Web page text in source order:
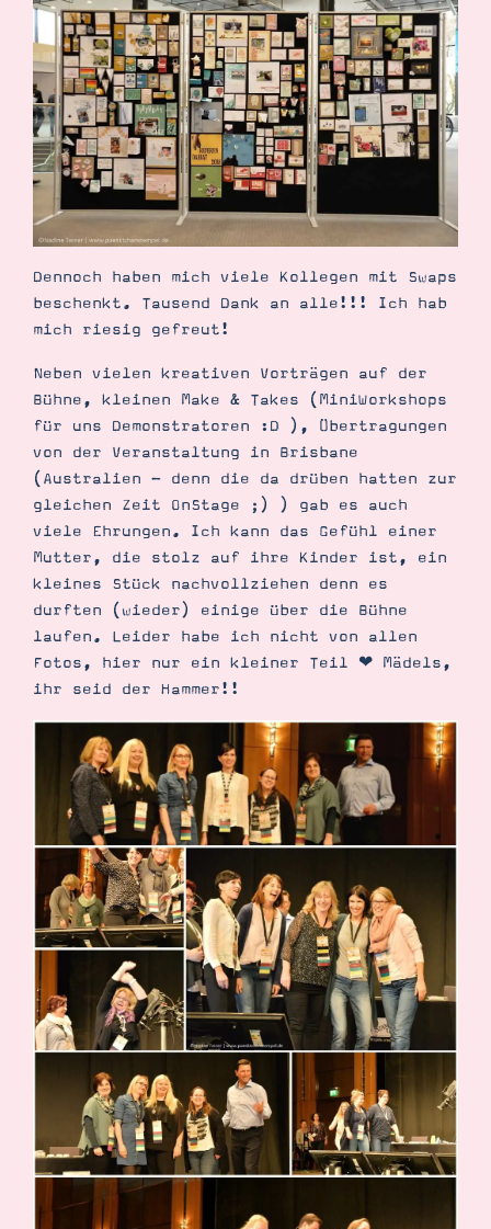
Dennoch haben mich viele Kollegen mit Swaps
beschenkt. Tausend Dank an alle!!! Ich hab
mich riesig gefreut!
Neben vielen kreativen Vorträgen auf der
Bühne, kleinen Make & Takes (MiniWorkshops
für uns Demonstratoren :D ), Übertragungen
von der Veranstaltung in Brisbane
(Australien - denn die da drüben hatten zur
gleichen Zeit OnStage ;) ) gab es auch
viele Ehrungen. Ich kann das Gefühl einer
Mutter, die stolz auf ihre Kinder ist, ein
kleines Stück nachvollziehen denn es
durften (wieder) einige über die Bühne
laufen. Leider habe ich nicht von allen
Fotos, hier nur ein kleiner Teil ❤︎ Mädels,
ihr seid der Hammer!!